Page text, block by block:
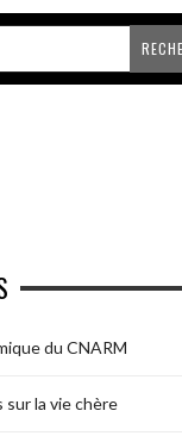
du CNARM
la vie chère